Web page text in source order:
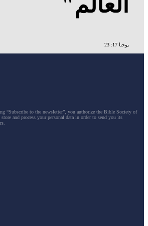
يوحنا 17: 23
“Subscribe to the newsletter”, you authorize the Bible Society of
store and process your personal data in order to send you its